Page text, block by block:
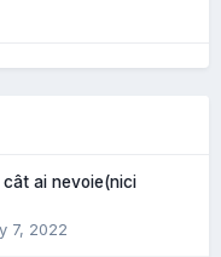
ai nevoie(nici
7, 2022